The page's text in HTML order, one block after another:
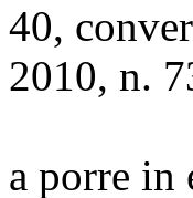
40,
2010, n.
a porre in